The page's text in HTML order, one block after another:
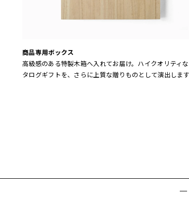
商品専用ボックス
高級感のある特製木箱へ入れてお届け。ハイクオリティ
タログギフトを、さらに上質な贈りものとして演出しま